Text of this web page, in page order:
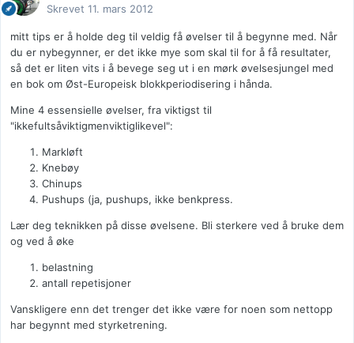
Skrevet 11. mars 2012
mitt tips er å holde deg til veldig få øvelser til å begynne med. Når
du er nybegynner, er det ikke mye som skal til for å få resultater,
så det er liten vits i å bevege seg ut i en mørk øvelsesjungel med
en bok om Øst-Europeisk blokkperiodisering i hånda.
Mine 4 essensielle øvelser, fra viktigst til
"ikkefultsåviktigmenviktiglikevel":
Markløft
Knebøy
Chinups
Pushups (ja, pushups, ikke benkpress.
Lær deg teknikken på disse øvelsene. Bli sterkere ved å bruke dem
og ved å øke
belastning
antall repetisjoner
Vanskligere enn det trenger det ikke være for noen som nettopp
har begynnt med styrketrening.